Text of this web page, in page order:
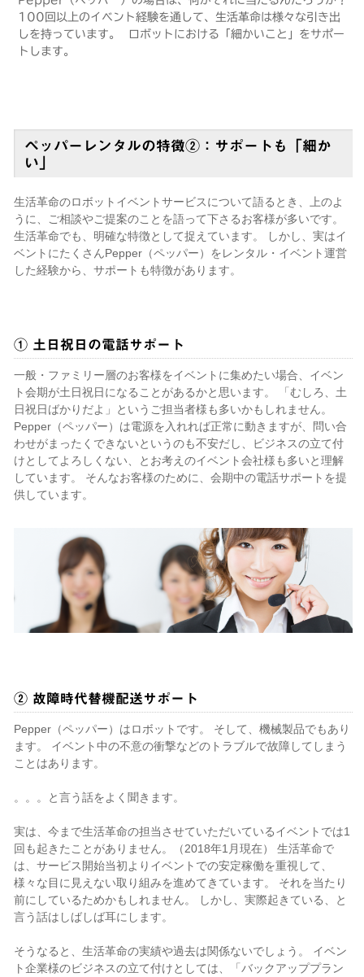
100回以上のイベント経験を通して、生活革命は様々な引き出
しを持っています。 ロボットにおける「細かいこと」をサポー
トします。
ペッパーレンタルの特徴② ：サポートも「細か
い」
生活革命のロボットイベントサービスについて語るとき、上のよ
うに、ご相談やご提案のことを語って下さるお客様が多いです。
生活革命でも、明確な特徴として捉えています。 しかし、実はイ
ベントにたくさんPepper（ペッパー）をレンタル・イベント運営
した経験から、サポートも特徴があります。
① 土日祝日の電話サポート
一般・ファミリー層のお客様をイベントに集めたい場合、イベン
ト会期が土日祝日になることがあるかと思います。 「むしろ、土
日祝日ばかりだよ」というご担当者様も多いかもしれません。
Pepper（ペッパー）は電源を入れれば正常に動きますが、問い合
わせがまったくできないというのも不安だし、ビジネスの立て付
けとしてよろしくない、とお考えのイベント会社様も多いと理解
しています。 そんなお客様のために、会期中の電話サポートを提
供しています。
② 故障時代替機配送サポート
Pepper（ペッパー）はロボットです。 そして、機械製品でもあり
ます。 イベント中の不意の衝撃などのトラブルで故障してしまう
ことはあります。
。。。と言う話をよく聞きます。
実は、今まで生活革命の担当させていただいているイベントでは1
回も起きたことがありません。（2018年1月現在） 生活革命で
は、サービス開始当初よりイベントでの安定稼働を重視して、
様々な目に見えない取り組みを進めてきています。 それを当たり
前にしているためかもしれません。 しかし、実際起きている、と
言う話はしばしば耳にします。
そうなると、生活革命の実績や過去は関係ないでしょう。 イベン
ト企業様のビジネスの立て付けとしては、「バックアッププラン